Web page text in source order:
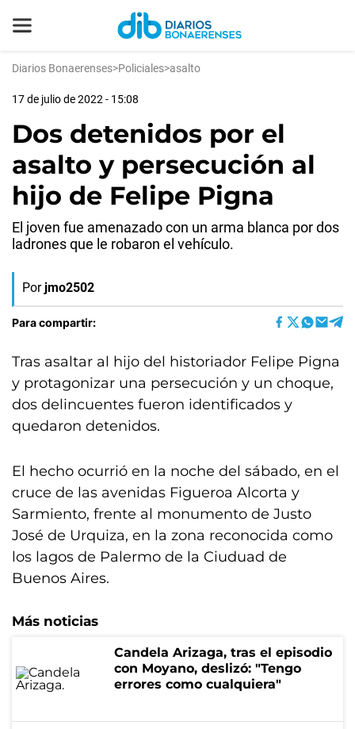
Diarios Bonaerenses>Policiales>asalto
17 de julio de 2022 - 15:08
Dos detenidos por el
asalto y persecución al
hijo de Felipe Pigna
El joven fue amenazado con un arma blanca por dos
ladrones que le robaron el vehículo.
Por jmo2502
Para compartir:
Tras asaltar al hijo del historiador Felipe Pigna
y protagonizar una persecución y un choque,
dos delincuentes fueron identificados y
quedaron detenidos.
El hecho ocurrió en la noche del sábado, en el
cruce de las avenidas Figueroa Alcorta y
Sarmiento, frente al monumento de Justo
José de Urquiza, en la zona reconocida como
los lagos de Palermo de la Ciuduad de
Buenos Aires.
Más noticias
Candela Arizaga, tras el episodio
con Moyano, deslizó: "Tengo
errores como cualquiera"